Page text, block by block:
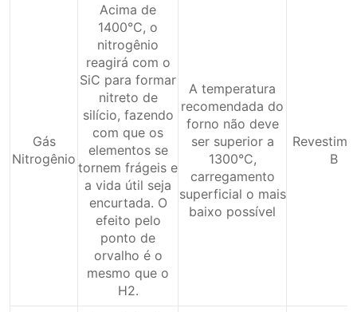
Gás
Nitrogênio
Acima de
1400°C, o
nitrogênio
reagirá com o
SiC para formar
nitreto de
silício, fazendo
com que os
elementos se
tornem frágeis e
a vida útil seja
encurtada. O
efeito pelo
ponto de
orvalho é o
mesmo que o
H2.
A temperatura
recomendada do
forno não deve
ser superior a
1300°C,
carregamento
superficial o mais
baixo possível
B